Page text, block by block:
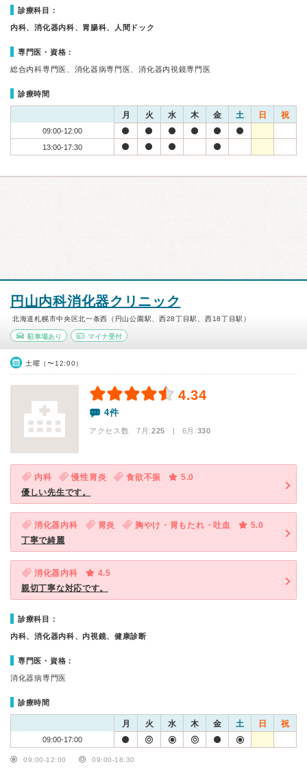
診療科目：
内科、消化器内科、胃腸科、人間ドック
専門医・資格：
総合内科専門医、消化器病専門医、消化器内視鏡専門医
診療時間
月 火 水 木 金 土 日 祝
09:00-12:00
13:00-17:30
円山内科消化器クリニック
北海道札幌市中央区北一条西（円山公園駅、西28丁目駅、西18丁目駅）
駐車場あり マイナ受付
土曜（〜12:00）
4.34
4件
アクセス数 7月:225 | 6月:330
内科 慢性胃炎 食欲不振
5.0
優しい先生です。
消化器内科 胃炎 胸やけ・胃もたれ・吐血
5.0
丁寧で綺麗
消化器内科
4.5
親切丁寧な対応です。
診療科目：
内科、消化器内科、内視鏡、健康診断
専門医・資格：
消化器病専門医
診療時間
月 火 水 木 金 土 日 祝
09:00-17:00
09:00-12:00 09:00-18:30